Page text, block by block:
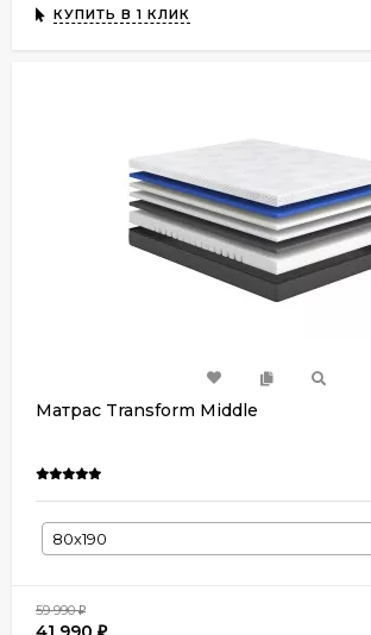
КУПИТЬ В 1 КЛИК
Матрас Transform Middle
80х190
59 990₽
₽